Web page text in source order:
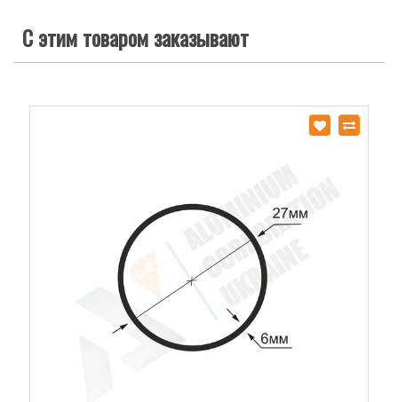
С этим товаром заказывают